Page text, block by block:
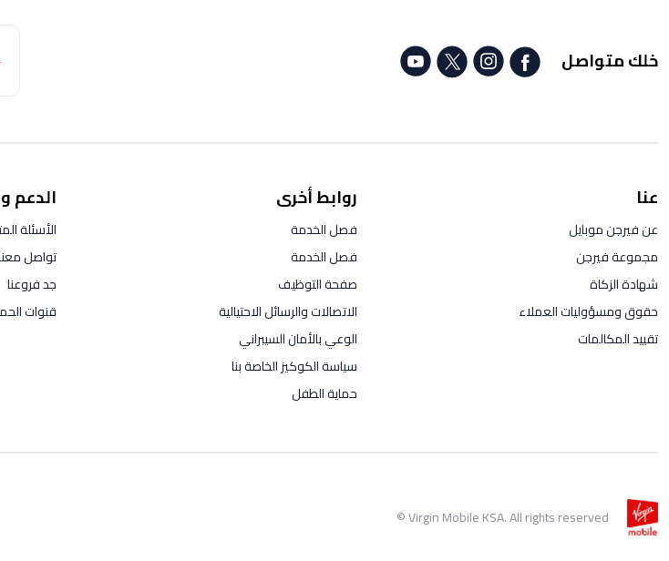
خلك متواصل
عنا
عن فيرجن موبايل
مجموعة فيرجن
شهادة الزكاة
حقوق ومسؤوليات العملاء
تقييد المكالمات
روابط أخرى
فصل الخدمة
فصل الخدمة
صفحة التوظيف
الاتصالات والرسائل الاحتيالية
الوعي بالأمان السيبراني
سياسة الكوكيز الخاصة بنا
حماية الطفل
الدعم
الأسئلة
تواصل
جد فروعنا
قنوات
Virgin Mobile KSA. All rights reserved ©